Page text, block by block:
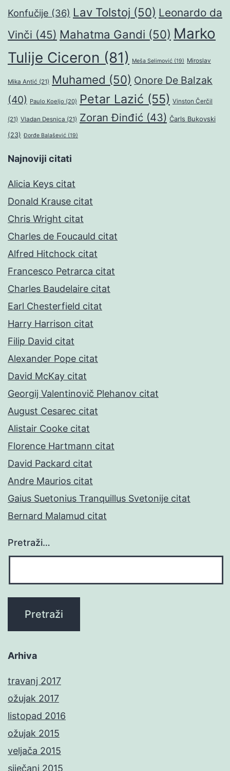
Konfučije (36) Lav Tolstoj (50) Leonardo da
Vinči (45) Mahatma Gandi (50) Marko
Tulije Ciceron (81) Meša Selimović (19) Miroslav
Mika Antić (21) Muhamed (50) Onore De Balzak
(40) Paulo Koeljo (20) Petar Lazić (55) Vinston Čerčil
(21) Vladan Desnica (21) Zoran Đinđić (43) Čarls Bukovski
(23) Đorđe Balašević (19)
Najnoviji citati
Alicia Keys citat
Donald Krause citat
Chris Wright citat
Charles de Foucauld citat
Alfred Hitchock citat
Francesco Petrarca citat
Charles Baudelaire citat
Earl Chesterfield citat
Harry Harrison citat
Filip David citat
Alexander Pope citat
David McKay citat
Georgij Valentinovič Plehanov citat
August Cesarec citat
Alistair Cooke citat
Florence Hartmann citat
David Packard citat
Andre Maurios citat
Gaius Suetonius Tranquillus Svetonije citat
Bernard Malamud citat
Pretraži…
Arhiva
travanj 2017
ožujak 2017
listopad 2016
ožujak 2015
veljača 2015
siječanj 2015